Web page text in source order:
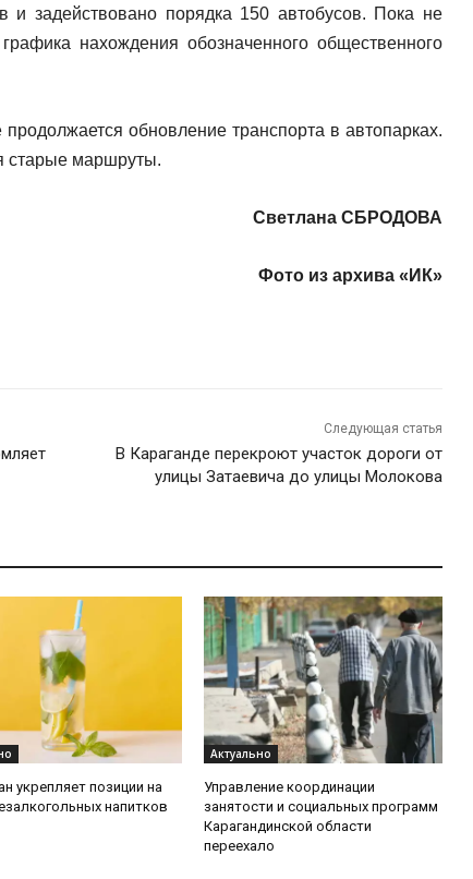
задействовано порядка 150 автобусов. Пока не
нахождения обозначенного общественного
обновление транспорта в автопарках.
старые маршруты.
Светлана СБРОДОВА
Фото из архива «ИК»
Следующая статья
В Караганде перекроют участок дороги от
улицы Затаевича до улицы Молокова
укрепляет позиции на
напитков
Актуально
Управление координации
занятости и социальных программ
Карагандинской области
переехало